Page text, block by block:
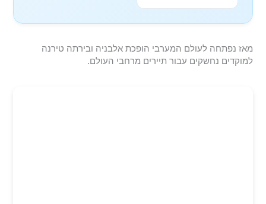
מאז נפתחה לעולם המערבי הופכת אלבניה ובירתה טירנה
למוקדים נחשקים עבור תיירים מרחבי העולם.